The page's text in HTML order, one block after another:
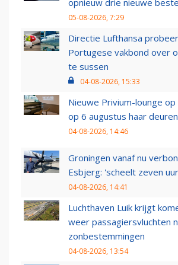
opnieuw drie nieuwe
05-08-2026, 7:29
Directie Lufthansa
Portugese vakbond over
te sussen
04-08-2026, 15:33
Nieuwe Privium-lounge
op 6 augustus haar deuren
04-08-2026, 14:46
Groningen vanaf nu
Esbjerg: 'scheelt zeven
04-08-2026, 14:41
Luchthaven Luik krijgt
weer passagiersvluchten
zonbestemmingen
04-08-2026, 13:54